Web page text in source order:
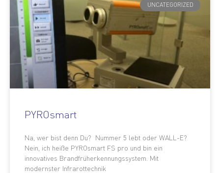
UNCATEGORIZED
PYROsmart
Na, wer bist denn Du? Nummer 5 lebt oder WALL-E?
Nein, ich heiße PYROsmart FS pro und bin ein
innovatives Brandfrüherkennungssystem. Mit
modernster Infrarottechnik